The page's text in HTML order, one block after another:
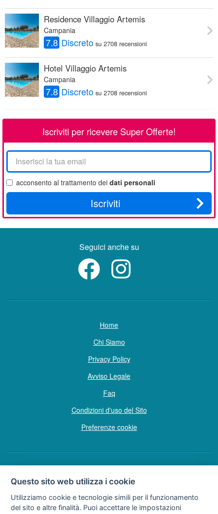
Residence Villaggio Artemis
Campania
7.8 Discreto su 2708 recensioni
Hotel Villaggio Artemis
Campania
7.8 Discreto su 2708 recensioni
Iscriviti per ricevere Super Offerte!
La
tua
email
acconsento al trattamento dei dati personali
Iscriviti
Seguici anche su
Home
Chi Siamo
Privacy Policy
Avviso Legale
Faq
Condizioni d'uso del Sito
Preferenze cookie
Copyright © Tutti i diritti sono riservati
Soggetto sottoposto a direzione e coordinamento della F.lli Dionisi S.r.L.
Questo sito web utilizza i cookie
Utilizziamo cookie e tecnologie simili per il funzionamento
del sito e altre finalità. Puoi accettare le impostazioni